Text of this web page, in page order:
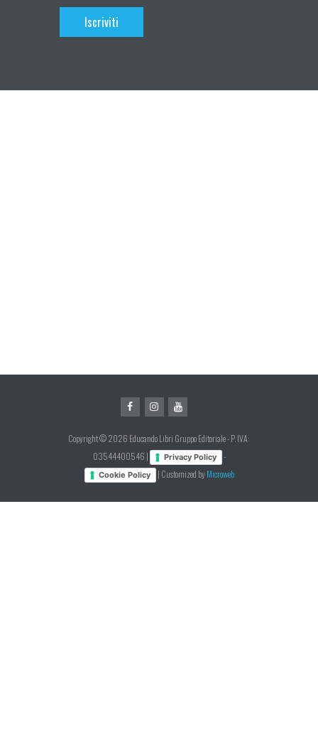
Copyright © 2026 Educando Libri Gruppo Editoriale - P. IVA:
03544400546 |
Privacy Policy -
Cookie Policy | Customized byMicroweb